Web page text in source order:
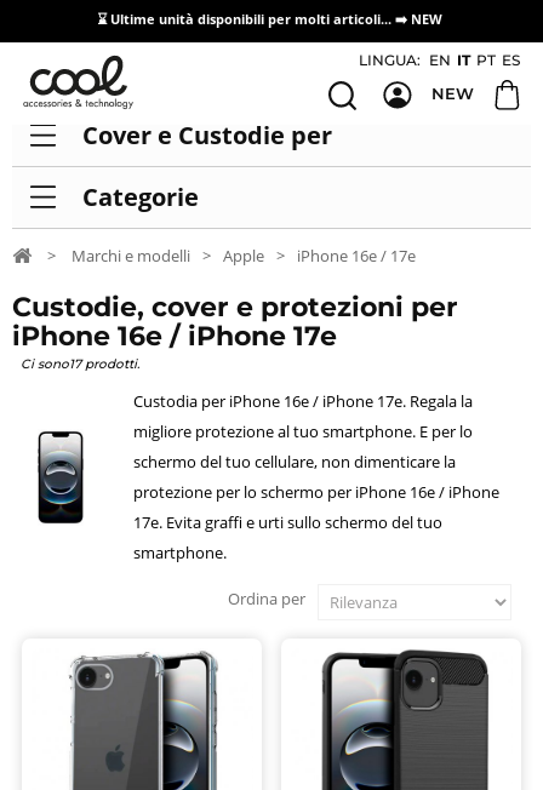
⌛ Ultime unità disponibili per molti articoli... ➡️ NEW
Accesso/registrazione distributori
LINGUA: EN IT PT ES
NEW
Cover e Custodie per
Categorie
> Marchi e modelli > Apple > iPhone 16e / 17e
Custodie, cover e protezioni per
iPhone 16e / iPhone 17e
Ci sono17 prodotti.
Custodia per iPhone 16e / iPhone 17e. Regala la
migliore protezione al tuo smartphone. E per lo
schermo del tuo cellulare, non dimenticare la
protezione per lo schermo per iPhone 16e / iPhone
17e. Evita graffi e urti sullo schermo del tuo
smartphone.
Ordina per